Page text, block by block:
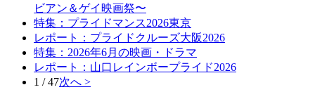
ビアン＆ゲイ映画祭〜
特集：プライドマンス2026東京
レポート：プライドクルーズ大阪2026
特集：2026年6月の映画・ドラマ
レポート：山口レインボープライド2026
1 / 47次へ >